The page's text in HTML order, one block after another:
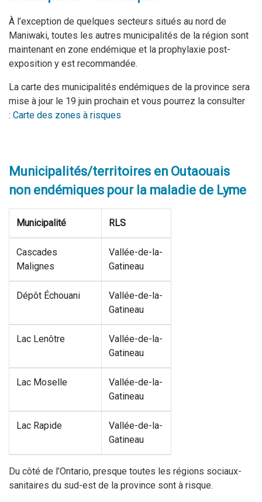
À l’exception de quelques secteurs situés au nord de
Maniwaki, toutes les autres municipalités de la région sont
maintenant en zone endémique et la prophylaxie post-
exposition y est recommandée.
La carte des municipalités endémiques de la province sera
mise à jour le 19 juin prochain et vous pourrez la consulter
: Carte des zones à risques
Municipalités/territoires en Outaouais
non endémiques pour la maladie de Lyme
Municipalité RLS
Cascades
Malignes
Vallée-de-la-
Gatineau
Dépôt Échouani
Vallée-de-la-
Gatineau
Lac Lenôtre
Vallée-de-la-
Gatineau
Lac Moselle
Vallée-de-la-
Gatineau
Lac Rapide
Vallée-de-la-
Gatineau
Du côté de l’Ontario, presque toutes les régions sociaux-
sanitaires du sud-est de la province sont à risque.